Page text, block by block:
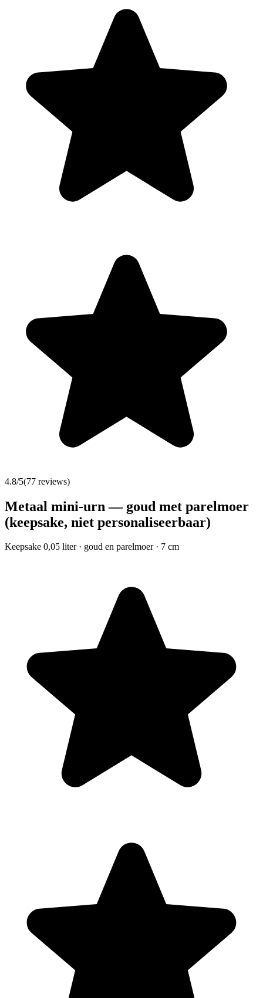
4.8/5(77 reviews)
Metaal mini-urn — goud met parelmoer
(keepsake, niet personaliseerbaar)
Keepsake 0,05 liter · goud en parelmoer · 7 cm